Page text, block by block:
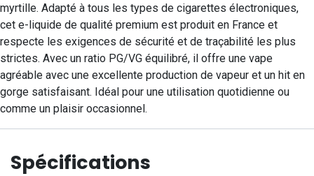
myrtille. Adapté à tous les types de cigarettes électroniques,
cet e-liquide de qualité premium est produit en France et
respecte les exigences de sécurité et de traçabilité les plus
strictes. Avec un ratio PG/VG équilibré, il offre une vape
agréable avec une excellente production de vapeur et un hit en
gorge satisfaisant. Idéal pour une utilisation quotidienne ou
comme un plaisir occasionnel.
Spécifications